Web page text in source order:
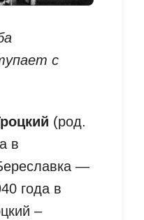
с
(род.
в
—
года в
–